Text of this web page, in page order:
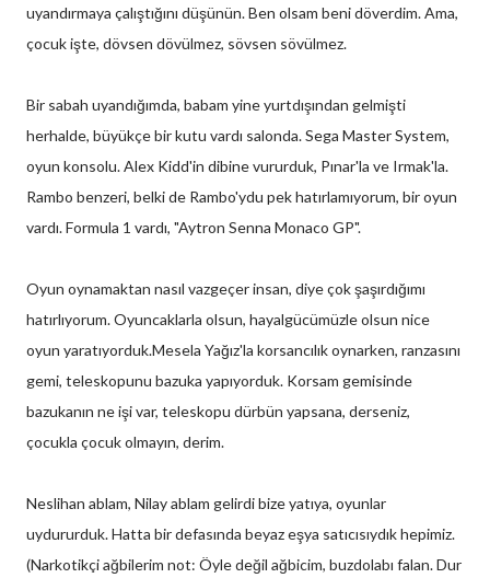
uyandırmaya çalıştığını düşünün. Ben olsam beni döverdim. Ama,
çocuk işte, dövsen dövülmez, sövsen sövülmez.
Bir sabah uyandığımda, babam yine yurtdışından gelmişti
herhalde, büyükçe bir kutu vardı salonda. Sega Master System,
oyun konsolu. Alex Kidd'in dibine vururduk, Pınar'la ve Irmak'la.
Rambo benzeri, belki de Rambo'ydu pek hatırlamıyorum, bir oyun
vardı. Formula 1 vardı, "Aytron Senna Monaco GP".
Oyun oynamaktan nasıl vazgeçer insan, diye çok şaşırdığımı
hatırlıyorum. Oyuncaklarla olsun, hayalgücümüzle olsun nice
oyun yaratıyorduk.Mesela Yağız'la korsancılık oynarken, ranzasını
gemi, teleskopunu bazuka yapıyorduk. Korsam gemisinde
bazukanın ne işi var, teleskopu dürbün yapsana, derseniz,
çocukla çocuk olmayın, derim.
Neslihan ablam, Nilay ablam gelirdi bize yatıya, oyunlar
uydururduk. Hatta bir defasında beyaz eşya satıcısıydık hepimiz.
(Narkotikçi ağbilerim not: Öyle değil ağbicim, buzdolabı falan. Dur